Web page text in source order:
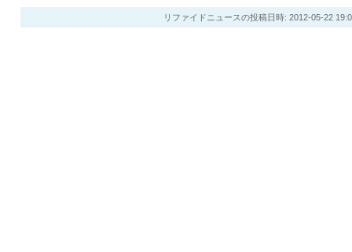
リファイドニュースの投稿日時: 2012-05-22